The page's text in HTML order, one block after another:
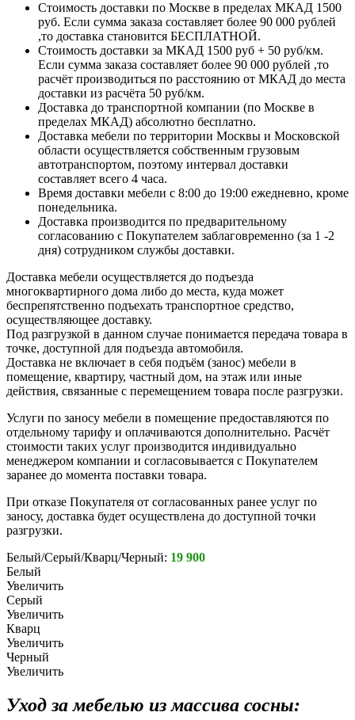
Стоимость доставки по Москве в пределах МКАД 1500
руб. Если сумма заказа составляет более 90 000 рублей
,то доставка становится БЕСПЛАТНОЙ.
Стоимость доставки за МКАД 1500 руб + 50 руб/км.
Если сумма заказа составляет более 90 000 рублей ,то
расчёт производиться по расстоянию от МКАД до места
доставки из расчёта 50 руб/км.
Доставка до транспортной компании (по Москве в
пределах МКАД) абсолютно бесплатно.
Доставка мебели по территории Москвы и Московской
области осуществляется собственным грузовым
автотранспортом, поэтому интервал доставки
составляет всего 4 часа.
Время доставки мебели с 8:00 до 19:00 ежедневно, кроме
понедельника.
Доставка производится по предварительному
согласованию с Покупателем заблаговременно (за 1 -2
дня) сотрудником службы доставки.
Доставка мебели осуществляется до подъезда
многоквартирного дома либо до места, куда может
беспрепятственно подъехать транспортное средство,
осуществляющее доставку.
Под разгрузкой в данном случае понимается передача товара в
точке, доступной для подъезда автомобиля.
Доставка не включает в себя подъём (занос) мебели в
помещение, квартиру, частный дом, на этаж или иные
действия, связанные с перемещением товара после разгрузки.
Услуги по заносу мебели в помещение предоставляются по
отдельному тарифу и оплачиваются дополнительно. Расчёт
стоимости таких услуг производится индивидуально
менеджером компании и согласовывается с Покупателем
заранее до момента поставки товара.
При отказе Покупателя от согласованных ранее услуг по
заносу, доставка будет осуществлена до доступной точки
разгрузки.
Белый/Серый/Кварц/Черный: 19 900
Белый
Увеличить
Серый
Увеличить
Кварц
Увеличить
Черный
Увеличить
Уход за мебелью из массива сосны: